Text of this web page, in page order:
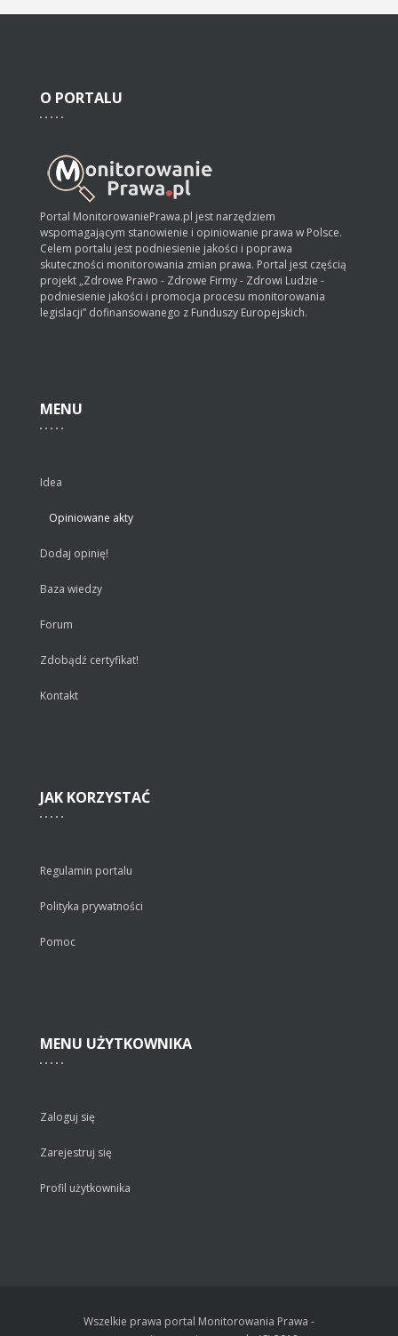
O PORTALU
Portal MonitorowaniePrawa.pl jest narzędziem
wspomagającym stanowienie i opiniowanie prawa w Polsce.
Celem portalu jest podniesienie jakości i poprawa
skuteczności monitorowania zmian prawa. Portal jest częścią
projekt „Zdrowe Prawo - Zdrowe Firmy - Zdrowi Ludzie -
podniesienie jakości i promocja procesu monitorowania
legislacji” dofinansowanego z Funduszy Europejskich.
MENU
Idea
Opiniowane akty
Dodaj opinię!
Baza wiedzy
Forum
Zdobądź certyfikat!
Kontakt
JAK KORZYSTAĆ
Regulamin portalu
Polityka prywatności
Pomoc
MENU UŻYTKOWNIKA
Zaloguj się
Zarejestruj się
Profil użytkownika
Wszelkie prawa portal Monitorowania Prawa -